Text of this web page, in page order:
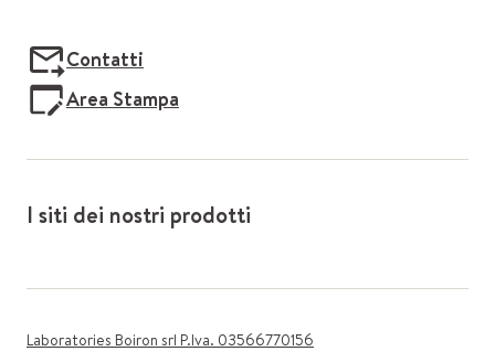
Contatti
Area Stampa
I siti dei nostri prodotti
Laboratories Boiron srl P.Iva. 03566770156